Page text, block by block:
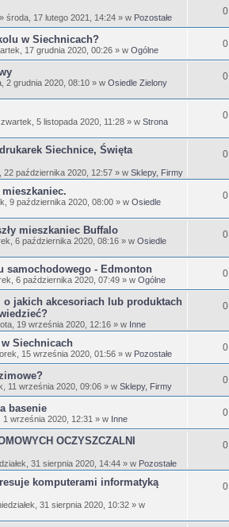
» środa, 17 lutego 2021, 14:24 » w Pozostałe
0
w Siechnicach?
17 grudnia 2020, 00:26 » w Ogólne
0
2 grudnia 2020, 08:10 » w Osiedle Zielony
0
5 listopada 2020, 11:28 » w Strona
0
Siechnice, Święta
22 października 2020, 12:57 » w Sklepy, Firmy
0
9 października 2020, 08:00 » w Osiedle
0
mieszkaniec Buffalo
6 października 2020, 08:16 » w Osiedle
0
samochodowego - Edmonton
6 października 2020, 07:49 » w Ogólne
0
o jakich akcesoriach lub produktach
19 września 2020, 12:16 » w Inne
0
Siechnicach
15 września 2020, 01:56 » w Pozostałe
0
11 września 2020, 09:06 » w Sklepy, Firmy
0
basenie
1 września 2020, 12:31 » w Inne
0
OCZYSZCZALNI
31 sierpnia 2020, 14:44 » w Pozostałe
0
komputerami informatyką
31 sierpnia 2020, 10:32 » w
0